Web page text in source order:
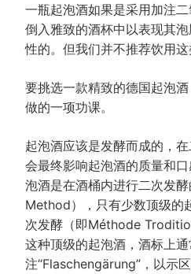
一瓶起泡酒如果是采用加注
倒入雅致的酒杯中以表现其
性的。但我们并不推荐饮用这
要挑选一款精致的德国起泡
做的一项功课。
起泡酒应该是发酵而成的，
会最终影响起泡酒的质量和
泡酒是在酒桶内进行二次发
Method），只有少数顶级的
次发酵（即Méthode
这种顶级的起泡酒，酒标上
注“Flaschengärung”，以示区